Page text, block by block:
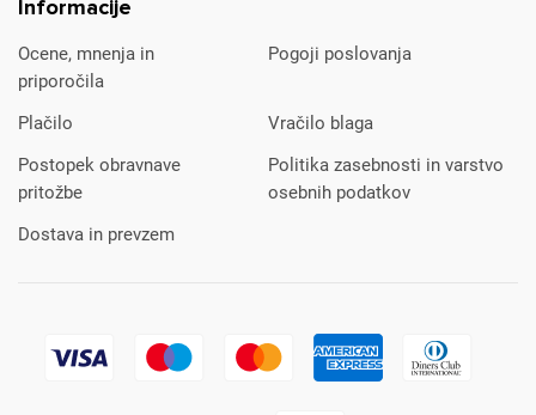
Informacije
Ocene, mnenja in
priporočila
Pogoji poslovanja
Plačilo
Vračilo blaga
Postopek obravnave
pritožbe
Politika zasebnosti in varstvo
osebnih podatkov
Dostava in prevzem